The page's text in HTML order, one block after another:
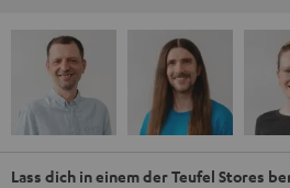
Lass dich in einem der Teufel Stores